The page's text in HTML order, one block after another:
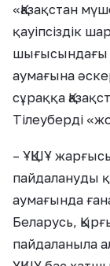
«Қазақстан
қауіпсіздік
шығысындағы
аумағына
сұраққа
Тілеуберді
– ҰҚШҰ
пайдалануды
аумағында
Беларусь,
пайдаланыла